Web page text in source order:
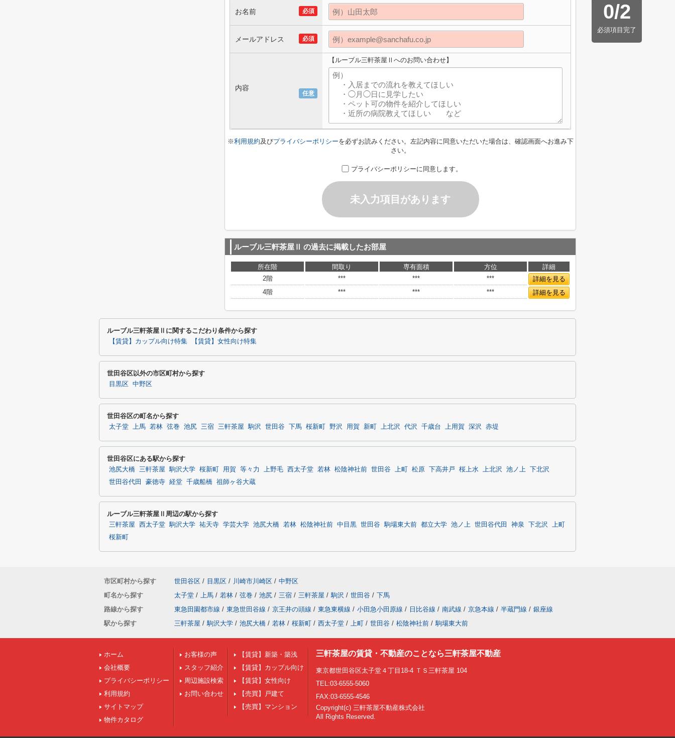
0/2
必須項目完了
必須
お名前
必須
メールアドレス
任意
内容
【ルーブル三軒茶屋Ⅱへのお問い合わせ】
※利用規約及びプライバシーポリシーを必ずお読みください。左記内容に同意いただいた場合は、確認画面へお進み下
さい。
プライバシーポリシーに同意します。
未入力項目があります
ルーブル三軒茶屋Ⅱ の過去に掲載したお部屋
所在階 間取り 専有面積 方位
詳細
2階
*** *** ***
詳細を見る
4階
*** *** *** 詳細を見る
ルーブル三軒茶屋Ⅱに関するこだわり条件から探す
【賃貸】カップル向け特集 【賃貸】女性向け特集
世田谷区以外の市区町村から探す
目黒区 中野区
世田谷区の町名から探す
太子堂 上馬 若林 弦巻 池尻 三宿 三軒茶屋 駒沢 世田谷 下馬 桜新町 野沢 用賀 新町 上北沢 代沢 千歳台 上用賀 深沢 赤堤
世田谷区にある駅から探す
池尻大橋 三軒茶屋 駒沢大学 桜新町 用賀 等々力 上野毛 西太子堂 若林 松陰神社前 世田谷 上町 松原 下高井戸 桜上水 上北沢 池ノ上
下北沢
世田谷代田
豪徳寺 経堂 千歳船橋 祖師ヶ谷大蔵
ルーブル三軒茶屋Ⅱ周辺の駅から探す
三軒茶屋 西太子堂 駒沢大学 祐天寺 学芸大学 池尻大橋 若林 松陰神社前 中目黒 世田谷 駒場東大前 都立大学 池ノ上 世田谷代田 神泉 下北沢
上町
桜新町
市区町村から探す 世田谷区 / 目黒区 / 川崎市川崎区 / 中野区
町名から探す
太子堂 / 上馬 / 若林 / 弦巻 / 池尻 / 三宿 / 三軒茶屋 / 駒沢 / 世田谷 / 下馬
路線から探す
東急田園都市線 / 東急世田谷線 / 京王井の頭線 / 東急東横線 / 小田急小田原線 / 日比谷線 / 南武線 / 京急本線 / 半蔵門線 / 銀座線
駅から探す
三軒茶屋 / 駒沢大学 / 池尻大橋 / 若林 / 桜新町 / 西太子堂 / 上町 / 世田谷 / 松陰神社前 / 駒場東大前
ホーム
会社概要
プライバシーポリシー
利用規約
サイトマップ
物件カタログ
お客様の声
スタッフ紹介
周辺施設検索
お問い合わせ
【賃貸】新築・築浅
【賃貸】カップル向け
【賃貸】女性向け
【売買】戸建て
【売買】マンション
三軒茶屋の賃貸・不動産のことなら三軒茶屋不動産
東京都世田谷区太子堂４丁目18-4 ＴＳ三軒茶屋 104
TEL:03-6555-5060
FAX:03-6555-4546
Copyright(c) 三軒茶屋不動産株式会社
All Rights Reserved.